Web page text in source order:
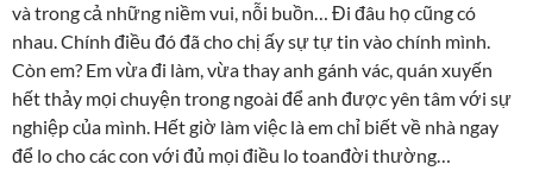
và trong cả những niềm vui, nỗi buồn… Đi đâu họ cũng có
nhau. Chính điều đó đã cho chị ấy sự tự tin vào chính mình.
Còn em? Em vừa đi làm, vừa thay anh gánh vác, quán xuyến
hết thảy mọi chuyện trong ngoài để anh được yên tâm với sự
nghiệp của mình. Hết giờ làm việc là em chỉ biết về nhà ngay
để lo cho các con với đủ mọi điều lo toanđời thường…